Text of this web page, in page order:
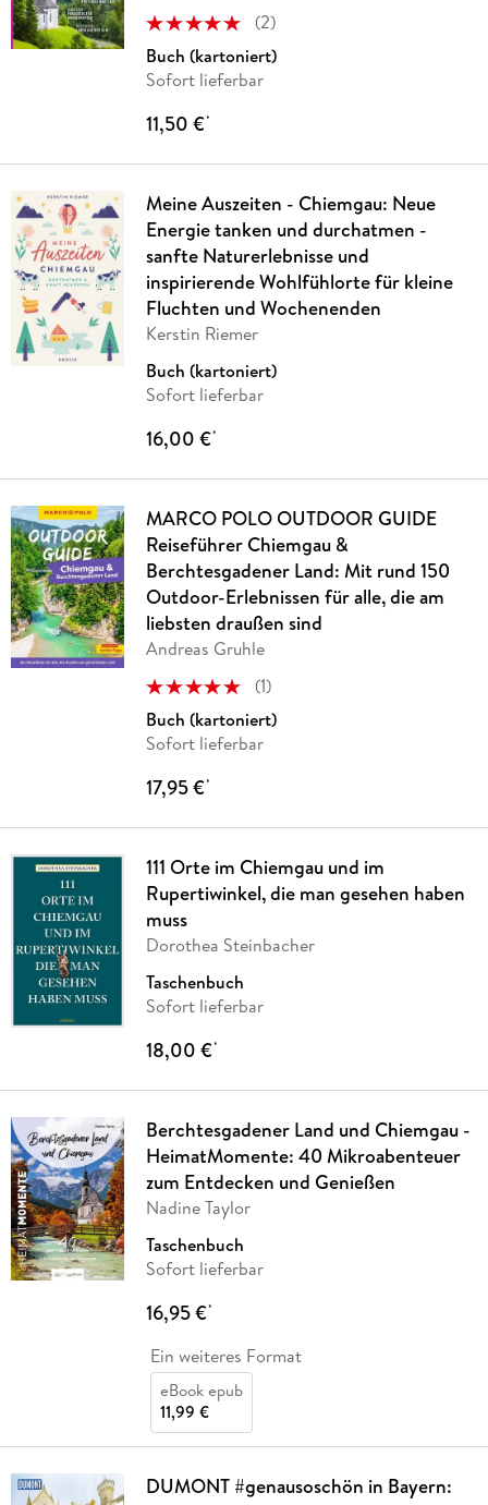
(2)
Buch (kartoniert)
Sofort lieferbar
11,50 €*
Meine Auszeiten - Chiemgau: Neue
Energie tanken und durchatmen -
sanfte Naturerlebnisse und
inspirierende Wohlfühlorte für kleine
Fluchten und Wochenenden
Kerstin Riemer
Buch (kartoniert)
Sofort lieferbar
16,00 €*
MARCO POLO OUTDOOR GUIDE
Reiseführer Chiemgau &
Berchtesgadener Land: Mit rund 150
Outdoor-Erlebnissen für alle, die am
liebsten draußen sind
Andreas Gruhle
(1)
Buch (kartoniert)
Sofort lieferbar
17,95 €*
111 Orte im Chiemgau und im
Rupertiwinkel, die man gesehen haben
muss
Dorothea Steinbacher
Taschenbuch
Sofort lieferbar
18,00 €*
Berchtesgadener Land und Chiemgau -
HeimatMomente: 40 Mikroabenteuer
zum Entdecken und Genießen
Nadine Taylor
Taschenbuch
Sofort lieferbar
16,95 €*
Ein weiteres Format
eBook epub
11,99 €
DUMONT #genausoschön in Bayern: